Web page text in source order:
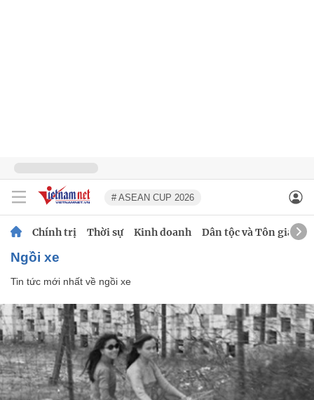
# ASEAN CUP 2026
Chính trị Thời sự Kinh doanh Dân tộc và Tôn giáo
ngồi xe
Tin tức mới nhất về ngồi xe